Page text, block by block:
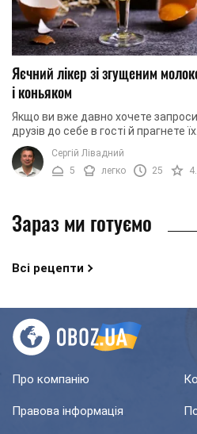
Яєчний лікер зі згущеним
і коньяком
Якщо ви вже давно хочете
друзів до себе в гості й прагнете їх
вразити оригінальною випивкою,
приготуйте надзвичайно смачний,
оригінальний ...
Сергій Лівадний
5
легко 25
Зараз ми готуємо
Всі рецепти
Про компанію
Правова інформація